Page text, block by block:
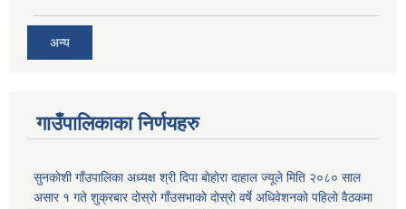
अन्य
गाउँपालिकाका निर्णयहरु
सुनकाेशी गाँउपालिका अध्यक्ष श्री दिपा बाेहाेरा दाहाल ज्यूले मिति २०८० साल
असार १ गते शुक्रबार दाेस्राे गाँउसभाकाे दाेस्राे वर्षे अधिवेशनकाे पहिलाे वैठकमा